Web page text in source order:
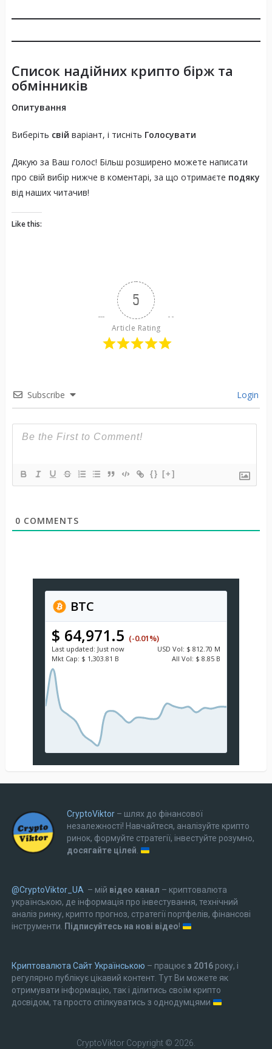
Список надійних крипто бірж та
обмінників
Опитування
Виберіть свій варіант, і тисніть Голосувати
Дякую за Ваш голос! Більш розширено можете написати
про свій вибір нижче в коментарі, за що отримаєте подяку
від наших читачив!
Like this:
5
Article Rating
Subscribe Login
{} [+]
0 COMMENTS
BTC
$ 64,971.5 (-0.01%)
Last updated: Just now USD Vol: $ 812.70 M
Mkt Cap: $ 1,303.81 B All Vol: $ 8.85 B
CryptoViktor– шлях до фінансової
незалежності! Навчайтеся, аналізуйте крипто
ринок, формуйте стратегії, інвестуйте розумно,
досягайте цілей.
@CryptoViktor_UA– мій відео канал – криптовалюта
українською, де інформація про інвестування, технічний
аналіз ринку, крипто прогноз, стратегії портфелів, фінансові
інструменти. Підписуйтесь на нові відео!
Криптовалюта Cайт Українською – працює з 2016року, і
регулярно публікує цікавий контент. Тут Ви можете як
отримувати інформацію, так і ділитись своїм крипто
досвідом, та просто спілкуватись з однодумцями
CryptoViktorCopyright © 2026.